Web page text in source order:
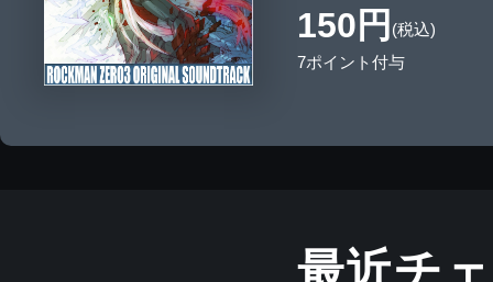
150円 (税込)
7ポイント付与
最近チ